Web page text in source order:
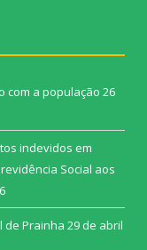
com a população 26
indevidos em
Social aos
de Prainha 29 de abril